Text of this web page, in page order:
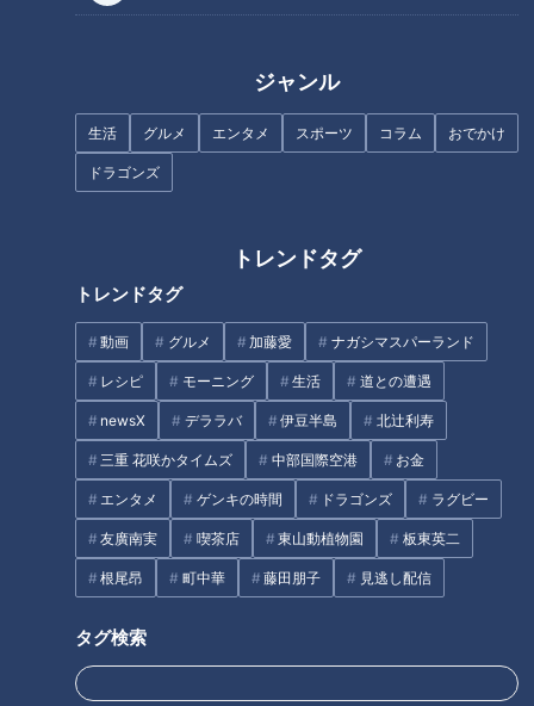
ジャンル
生活 グルメ エンタメ スポーツ コラム おでかけ
ドラゴンズ
トレンドタグ
トレンドタグ
動画 グルメ 加藤愛 ナガシマスパーランド
レシピ モーニング 生活 道との遭遇
newsX デララバ 伊豆半島 北辻利寿
三重 花咲かタイムズ 中部国際空港 お金
エンタメ ゲンキの時間 ドラゴンズ ラグビー
友廣南実 喫茶店 東山動植物園 板東英二
根尾昂 町中華 藤田朋子 見逃し配信
タグ検索
『僕とクリスとお義父さん』安
田顕（スジナシ）
『ぐるぐる回る』富田靖子（ス
スジナシ 柴田理恵
オススメ関連コンテンツ
【笹野高史】『無言劇の掟』
【バカリズム】『マジカルミス
テリーお通夜へようこそ』